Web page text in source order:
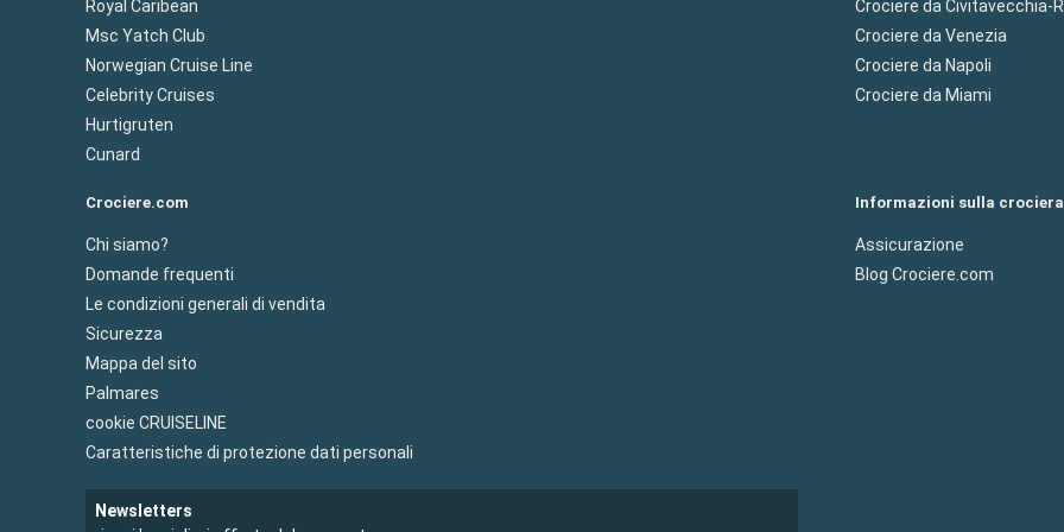
Royal Caribean
Msc Yatch Club
Norwegian Cruise Line
Celebrity Cruises
Hurtigruten
Cunard
Crociere da Civitavecchia-
Crociere da Venezia
Crociere da Napoli
Crociere da Miami
Crociere.com
Chi siamo?
Domande frequenti
Le condizioni generali di vendita
Sicurezza
Mappa del sito
Palmares
cookie CRUISELINE
Caratteristiche di protezione dati personali
Informazioni sulla crociera
Assicurazione
Blog Crociere.com
Newsletters